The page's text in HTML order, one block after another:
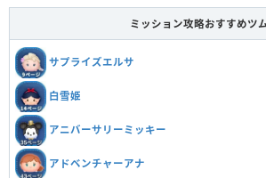
ミッション攻略おすすめツ
サプライズエルサ
白雪姫
アニバーサリーミッキー
アドベンチャーアナ